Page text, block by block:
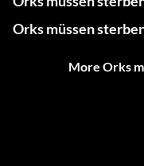
Orks müssen
More Orks